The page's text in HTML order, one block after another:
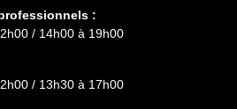
:
/ 14h00 à 19h00
/ 13h30 à 17h00